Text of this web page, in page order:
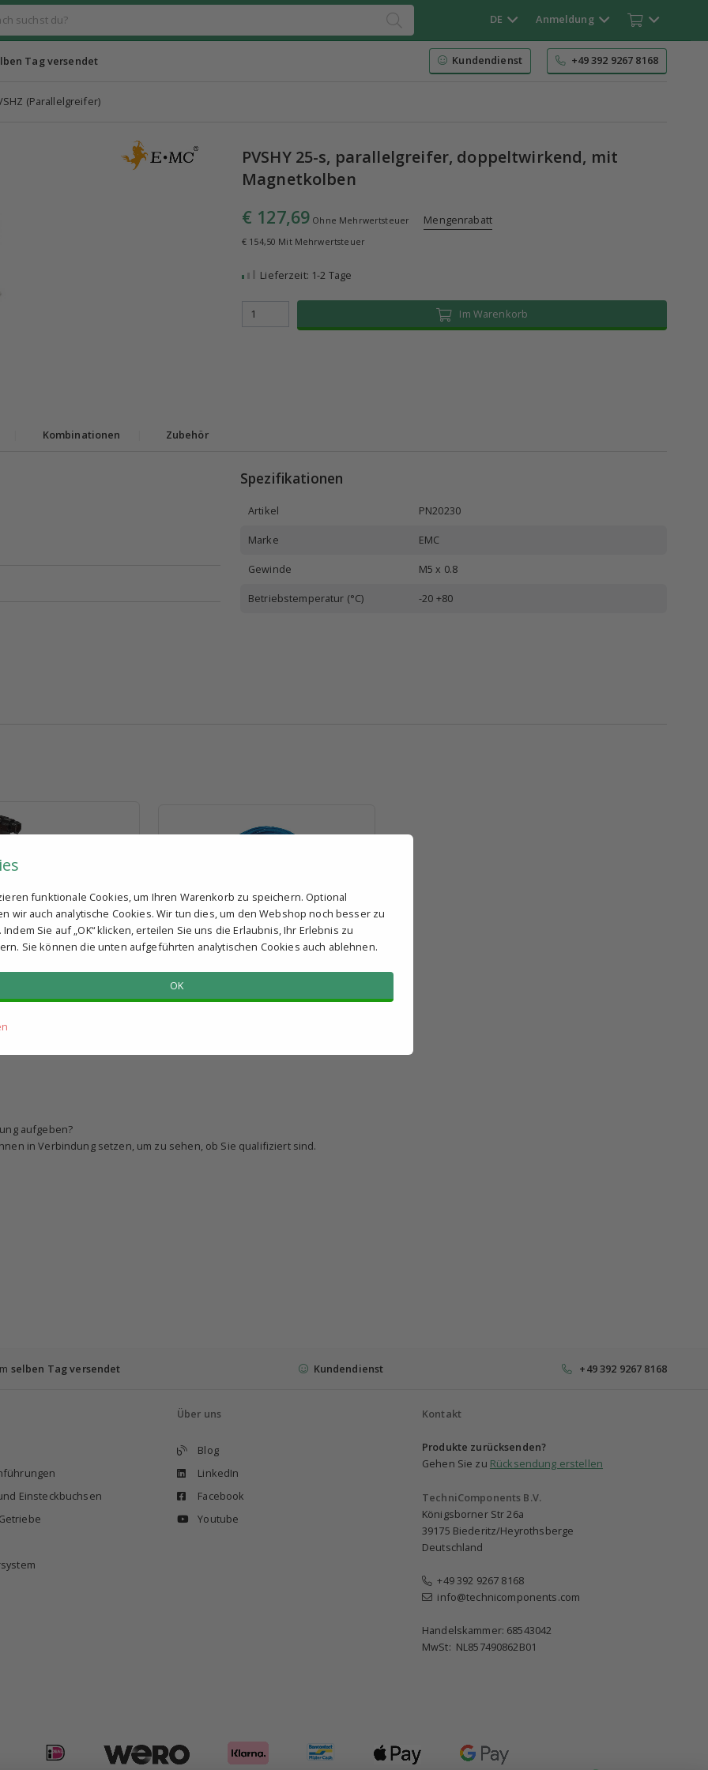
DE Anmeldung
Tag versendet Kundendienst +49 392 9267 8168
(Parallelgreifer)
PVSHY 25-s, parallelgreifer, doppeltwirkend, mit
Magnetkolben
€ 127,69 Ohne Mehrwertsteuer Mengenrabatt
€ 154,50 Mit Mehrwertsteuer
Lieferzeit: 1-2 Tage
Im Warenkorb
Kombinationen Zubehör
Spezifikationen
Artikel PN20230
Marke EMC
Gewinde M5 x 0.8
Betriebstemperatur (°C) -20 +80
monostabil,
PU-Schlauch 4 x 2 mm blau (Rolle 50 m)
€ 24,75
exkl. Mehrwertsteuer
aufgeben?
in Verbindung setzen, um zu sehen, ob Sie qualifiziert sind.
selben Tag versendet Kundendienst +49 392 9267 8168
Einsteckbuchsen
Über uns
Blog
LinkedIn
Facebook
Youtube
Kontakt
Produkte zurücksenden?
Gehen Sie zu Rücksendung erstellen
TechniComponents B.V.
Königsborner Str 26a
39175 Biederitz/Heyrothsberge
Deutschland
+49 392 9267 8168
info@technicomponents.com
Handelskammer: 68543042
MwSt: NL857490862B01
funktionale Cookies, um Ihren Warenkorb zu speichern. Optional
wir auch analytische Cookies. Wir tun dies, um den Webshop noch besser zu
Indem Sie auf „OK“ klicken, erteilen Sie uns die Erlaubnis, Ihr Erlebnis zu
Sie können die unten aufgeführten analytischen Cookies auch ablehnen.
OK